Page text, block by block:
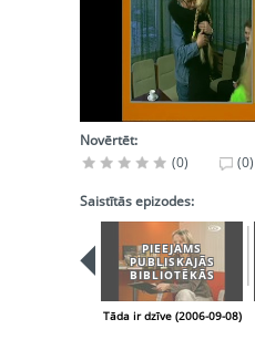
Novērtēt:
(0)
(0)
Saistītās epizodes:
PIEEJAMS
PUBLISKAJĀS
BIBLIOTĒKĀS
Tāda ir dzīve (2006-09-08)